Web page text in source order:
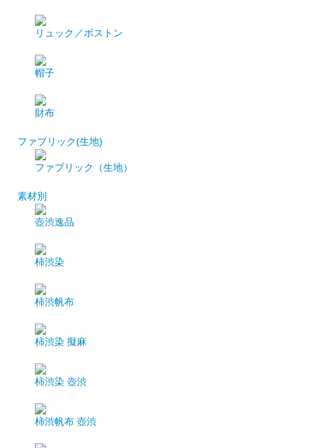
リュック／ボストン
帽子
財布
ファブリック(生地)
ファブリック（生地）
素材別
壺渋逸品
柿渋染
柿渋帆布
柿渋染 擬麻
柿渋染 壺渋
柿渋帆布 壺渋